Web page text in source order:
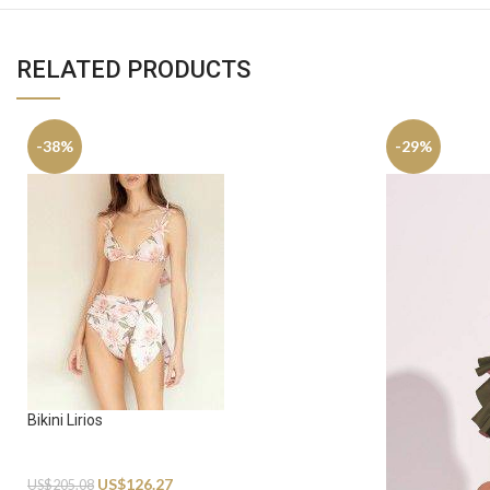
RELATED PRODUCTS
-38%
Bikini Lirios
US$205.08 US$126.27
-29%